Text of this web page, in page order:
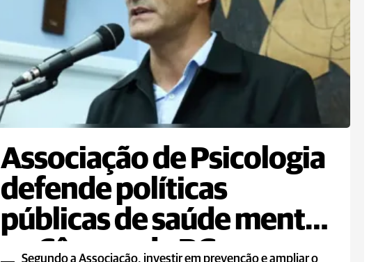
Associação de Psicologia
defende políticas
públicas de saúde mental
na Câmara de PG
Segundo a Associação, investir em prevenção e ampliar o